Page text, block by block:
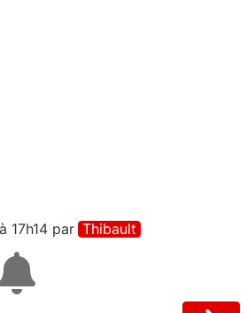
17h14 par Thibault